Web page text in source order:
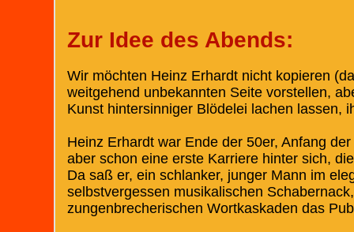
Zur Idee des Abends:
Wir möchten Heinz Erhardt nicht kopieren
weitgehend unbekannten Seite vorstellen,
Kunst hintersinniger Blödelei lachen lassen,
Heinz Erhardt war Ende der 50er, Anfang
aber schon eine erste Karriere hinter sich,
Da saß er, ein schlanker, junger Mann im
selbstvergessen musikalischen
zungenbrecherischen Wortkaskaden das